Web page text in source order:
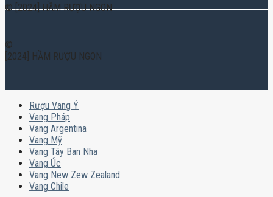
© [2024] HẦM RƯỢU NGON
©
[2024] HẦM RƯỢU NGON
Rượu Vang Ý
Vang Pháp
Vang Argentina
Vang Mỹ
Vang Tây Ban Nha
Vang Úc
Vang New Zew Zealand
Vang Chile